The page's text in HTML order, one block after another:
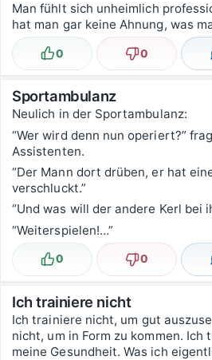
Man fühlt sich unheimlich
hat man gar keine Ahnung, was
Lustig
0 Nicht lustig
0
Sportambulanz
Neulich in der Sportambulanz:
“Wer wird denn nun operiert?”
Assistenten.
“Der Mann dort drüben, er hat
verschluckt.”
“Und was will der andere Kerl bei
“Weiterspielen!…”
Lustig
0 Nicht lustig
0
Ich trainiere nicht
Ich trainiere nicht, um gut
nicht, um in Form zu kommen.
meine Gesundheit. Was ich